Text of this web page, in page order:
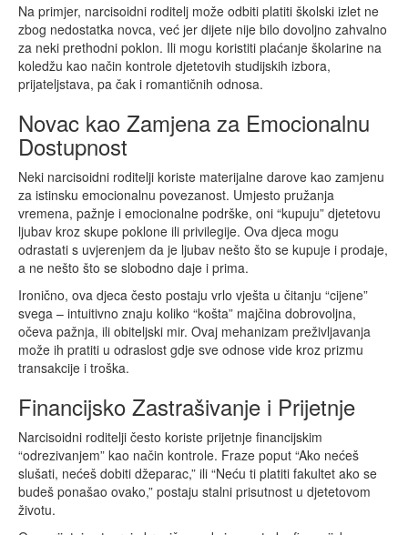
Na primjer, narcisoidni roditelj može odbiti platiti školski izlet ne
zbog nedostatka novca, već jer dijete nije bilo dovoljno zahvalno
za neki prethodni poklon. Ili mogu koristiti plaćanje školarine na
koledžu kao način kontrole djetetovih studijskih izbora,
prijateljstava, pa čak i romantičnih odnosa.
Novac kao Zamjena za Emocionalnu
Dostupnost
Neki narcisoidni roditelji koriste materijalne darove kao zamjenu
za istinsku emocionalnu povezanost. Umjesto pružanja
vremena, pažnje i emocionalne podrške, oni “kupuju” djetetovu
ljubav kroz skupe poklone ili privilegije. Ova djeca mogu
odrastati s uvjerenjem da je ljubav nešto što se kupuje i prodaje,
a ne nešto što se slobodno daje i prima.
Ironično, ova djeca često postaju vrlo vješta u čitanju “cijene”
svega – intuitivno znaju koliko “košta” majčina dobrovoljna,
očeva pažnja, ili obiteljski mir. Ovaj mehanizam preživljavanja
može ih pratiti u odraslost gdje sve odnose vide kroz prizmu
transakcije i troška.
Financijsko Zastrašivanje i Prijetnje
Narcisoidni roditelji često koriste prijetnje financijskim
“odrezivanjem” kao način kontrole. Fraze poput “Ako nećeš
slušati, nećeš dobiti džeparac,” ili “Neću ti platiti fakultet ako se
budeš ponašao ovako,” postaju stalni prisutnost u djetetovom
životu.